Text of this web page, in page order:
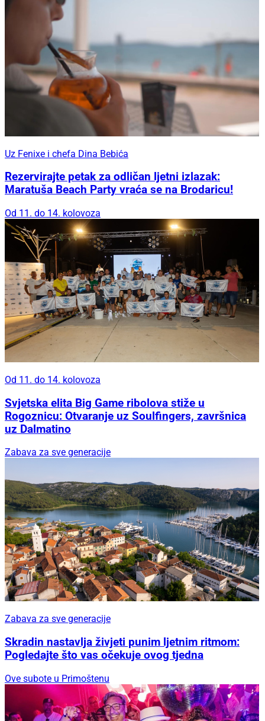
Uz Fenixe i chefa Dina Bebića
Rezervirajte petak za odličan ljetni izlazak:
Maratuša Beach Party vraća se na Brodaricu!
Od 11. do 14. kolovoza
Od 11. do 14. kolovoza
Svjetska elita Big Game ribolova stiže u
Rogoznicu: Otvaranje uz Soulfingers, završnica
uz Dalmatino
Zabava za sve generacije
Zabava za sve generacije
Skradin nastavlja živjeti punim ljetnim ritmom:
Pogledajte što vas očekuje ovog tjedna
Ove subote u Primoštenu